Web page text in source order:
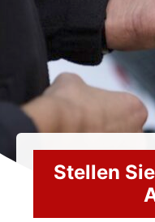
Stellen